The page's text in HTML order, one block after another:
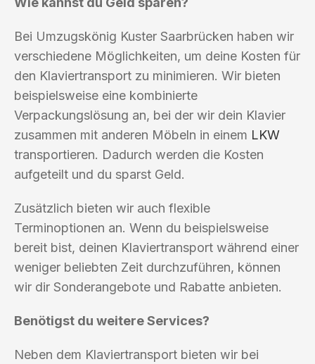
Bei Umzugskönig Kuster Saarbrücken haben wir
verschiedene Möglichkeiten, um deine Kosten für
den Klaviertransport zu minimieren. Wir bieten
beispielsweise eine kombinierte
Verpackungslösung an, bei der wir dein Klavier
zusammen mit anderen Möbeln in einem LKW
transportieren. Dadurch werden die Kosten
aufgeteilt und du sparst Geld.
Zusätzlich bieten wir auch flexible
Terminoptionen an. Wenn du beispielsweise
bereit bist, deinen Klaviertransport während einer
weniger beliebten Zeit durchzuführen, können
wir dir Sonderangebote und Rabatte anbieten.
Benötigst du weitere Services?
Neben dem Klaviertransport bieten wir bei